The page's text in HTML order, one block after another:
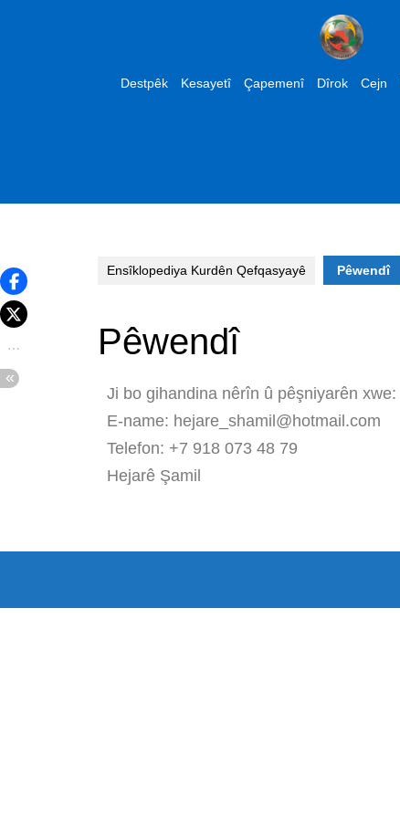
Destpêk Kesayetî Çapemenî Dîrok Cejn
Ensîklopediya Kurdên Qefqasyayê Pêwendî
Pêwendî
Ji bo gihandina nêrîn û pêşniyarên xwe:
E-name: hejare_shamil@hotmail.com
Telefon: +7 918 073 48 79
Hejarê Şamil